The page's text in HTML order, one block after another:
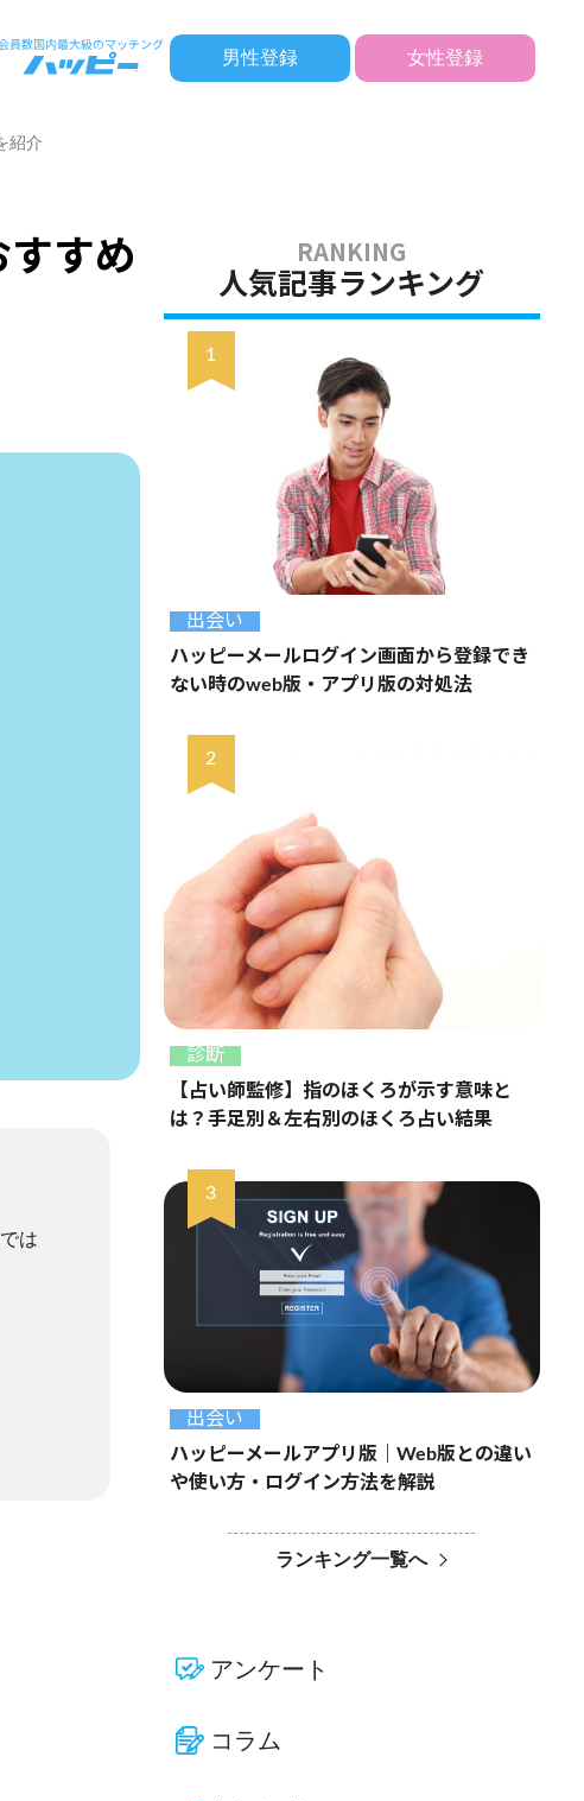
男性登録 女性登録
紹介
すめ
は
人気記事ランキング
出会い
ハッピーメールログイン画面から登録でき
ない時のweb版・アプリ版の対処法
診断
【占い師監修】指のほくろが示す意味と
は？手足別＆左右別のほくろ占い結果
出会い
ハッピーメールアプリ版｜Web版との違い
や使い方・ログイン方法を解説
ランキング一覧へ
アンケート
コラム